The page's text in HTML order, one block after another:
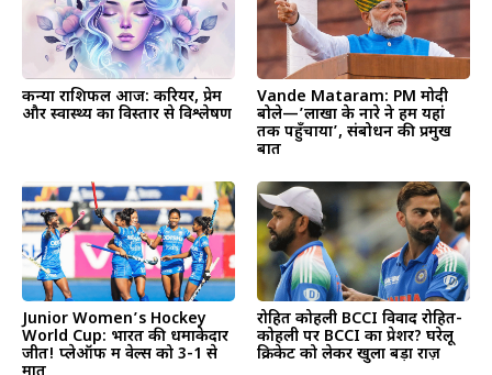
कन्या राशिफल आज: करियर, प्रेम
और स्वास्थ्य का विस्तार से विश्लेषण
Vande Mataram: PM मोदी
बोले—’लाखों के नारे ने हमें यहां
तक पहुँचाया’, संबोधन की प्रमुख
बातें
Junior Women’s Hockey
World Cup: भारत की धमाकेदार
जीत! प्लेऑफ में वेल्स को 3-1 से
रोहित कोहली BCCI विवाद रोहित-
कोहली पर BCCI का प्रेशर? घरेलू
क्रिकेट को लेकर खुला बड़ा राज़